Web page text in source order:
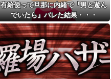
映画デートの予定をドタキャ
ンされて、見てない映画のチケ
代を奢らされて、これはダメだ
と思って別れたよ
【悲劇】嫁と駆け落ちしたけ
ど体調崩して元サヤ希望…そり
ゃないわwww
【あり？なし？】元彼との思
い出を、今の彼氏に捨てられ
有給使って旦那に内緒で『男と遊ん
でいたら』バレた結果・・・